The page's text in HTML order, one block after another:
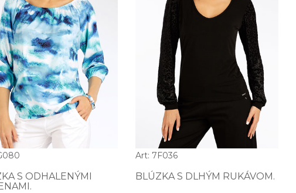
S ODHALENÝMI
Art: 7F036
BLÚZKA S DLHÝM RUKÁVOM.